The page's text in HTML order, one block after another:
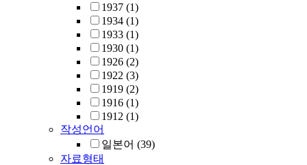
1937 (1)
1934 (1)
1933 (1)
1930 (1)
1926 (2)
1922 (3)
1919 (2)
1916 (1)
1912 (1)
작성언어
일본어 (39)
자료형태